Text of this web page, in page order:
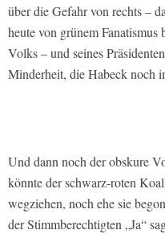
über die Gefahr von rechts –
heute von grünem
Volks – und seines
Minderheit, die Habeck noch
Und dann noch der obskure
könnte der schwarz-roten
wegziehen, noch ehe sie
der Stimmberechtigten „Ja“